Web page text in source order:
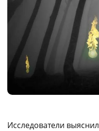
Исследователи